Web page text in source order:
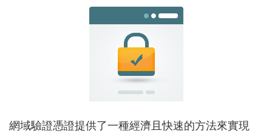
網域驗證憑證提供了一種經濟且快速的方法來實現